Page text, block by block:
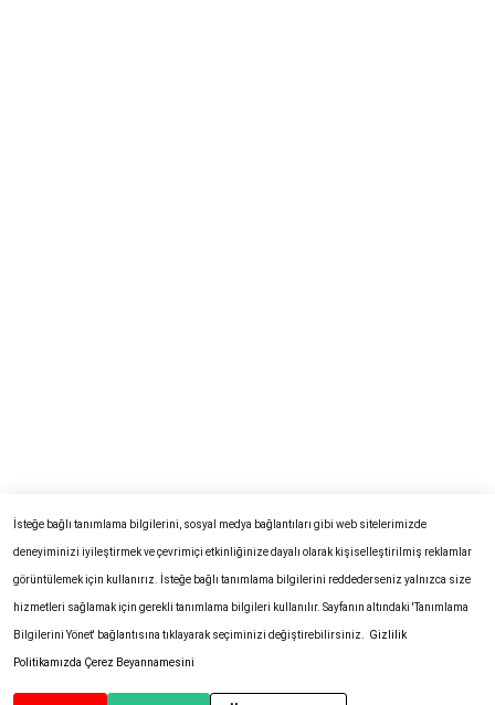
İsteğe bağlı tanımlama bilgilerini, sosyal medya bağlantıları gibi web sitelerimizde
deneyiminizi iyileştirmek ve çevrimiçi etkinliğinize dayalı olarak kişiselleştirilmiş reklamlar
görüntülemek için kullanırız. İsteğe bağlı tanımlama bilgilerini reddederseniz yalnızca size
hizmetleri sağlamak için gerekli tanımlama bilgileri kullanılır. Sayfanın altındaki 'Tanımlama
Bilgilerini Yönet' bağlantısına tıklayarak seçiminizi değiştirebilirsiniz. Gizlilik
Politikamızda Çerez Beyannamesini